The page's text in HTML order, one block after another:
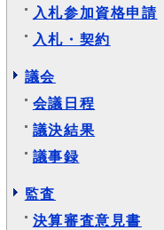
入札参加資格申請
入札・契約
議会
会議日程
議決結果
議事録
監査
決算審査意見書